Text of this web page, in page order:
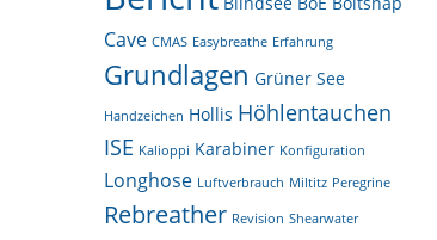
Cave CMAS Easybreathe Erfahrung
Grundlagen Grüner See
Handzeichen Hollis Höhlentauchen
ISE Kalioppi Karabiner Konfiguration
Longhose Luftverbrauch Miltitz Peregrine
Rebreather Revision Shearwater